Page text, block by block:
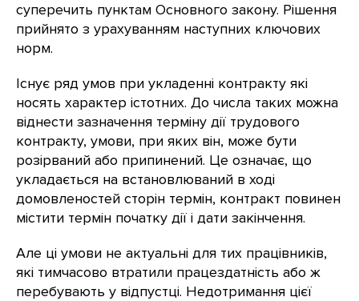
суперечить пунктам Основного закону. Рішення
прийнято з урахуванням наступних ключових
норм.
Існує ряд умов при укладенні контракту які
носять характер істотних. До числа таких можна
віднести зазначення терміну дії трудового
контракту, умови, при яких він, може бути
розірваний або припинений. Це означає, що
укладається на встановлюваний в ході
домовленостей сторін термін, контракт повинен
містити термін початку дії і дати закінчення.
Але ці умови не актуальні для тих працівників,
які тимчасово втратили працездатність або ж
перебувають у відпустці. Недотримання цієї